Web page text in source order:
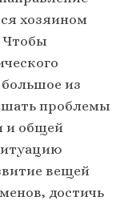
хозяином
Чтобы
из
проблемы
и общей
вещей
достичь